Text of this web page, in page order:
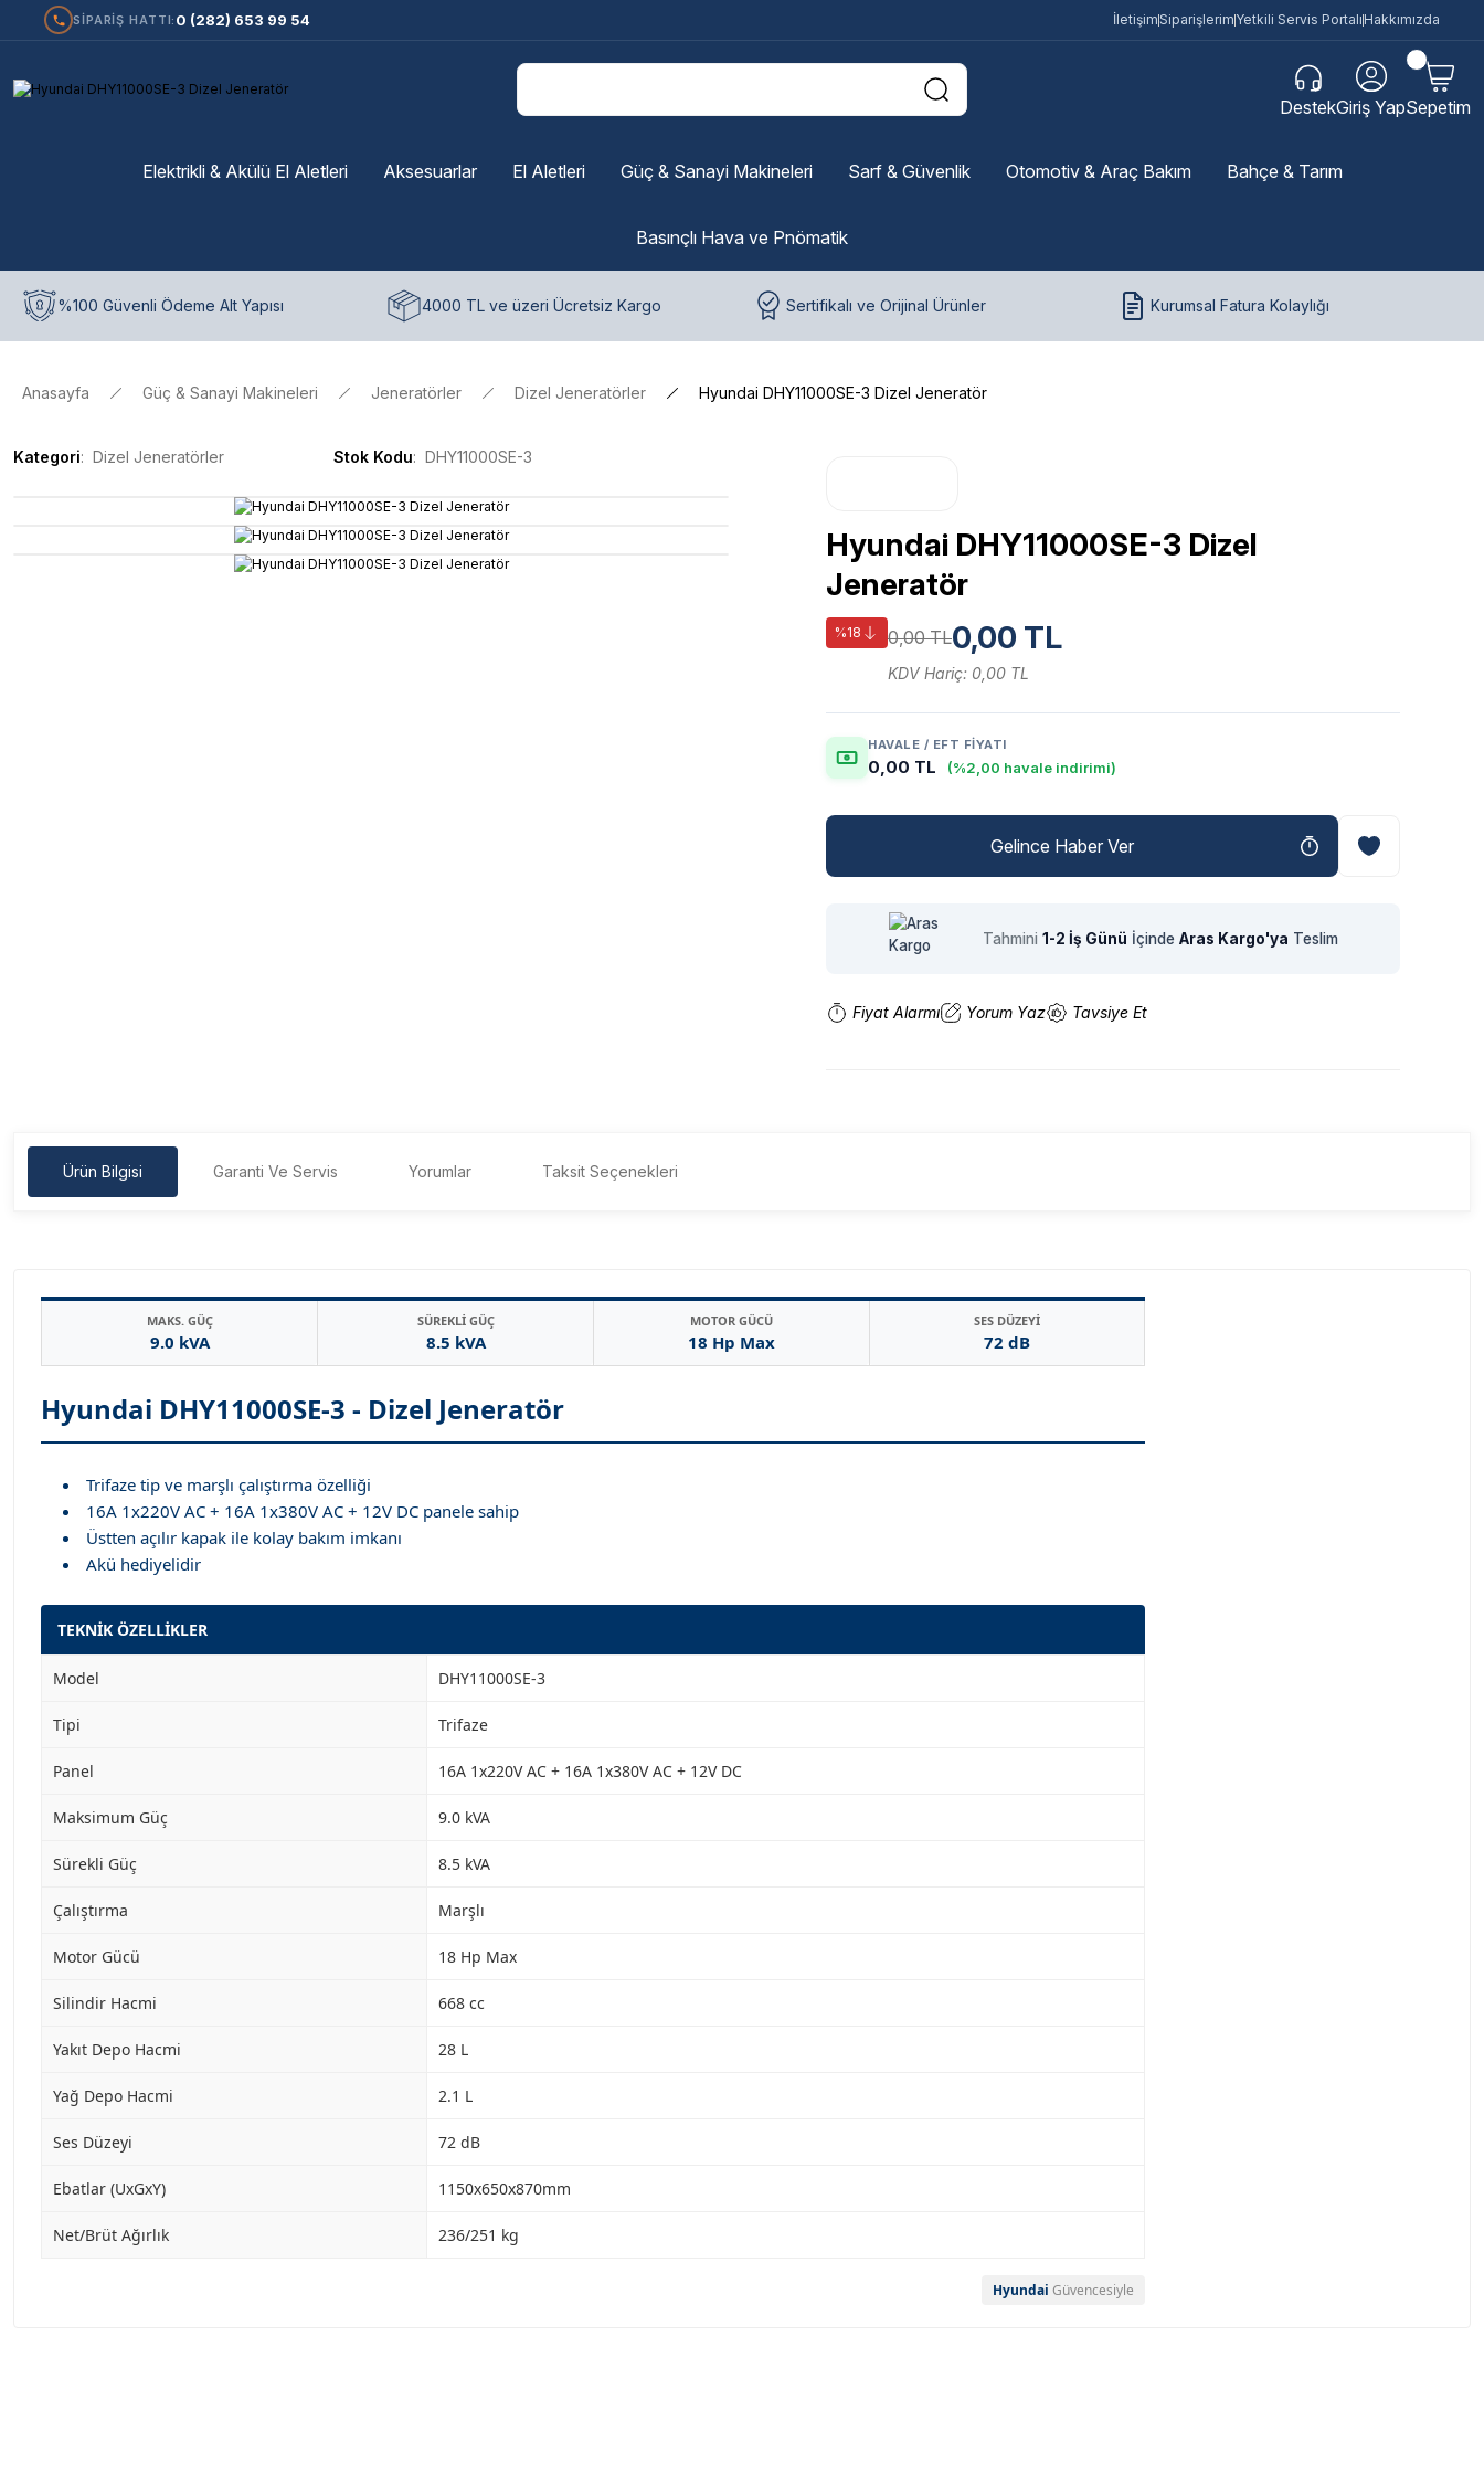
SİPARİŞ HATTI: 0 (282) 653 99 54 İletişimSiparişlerim Yetkili Servis Portalı Hakkımızda
DestekGiriş YapSepetim
Elektrikli & Akülü El Aletleri Aksesuarlar El Aletleri Güç & Sanayi Makineleri Sarf & Güvenlik Otomotiv & Araç Bakım Bahçe & Tarım
Basınçlı Hava ve Pnömatik
%100 Güvenli Ödeme Alt Yapısı 4000 TL ve üzeri Ücretsiz Kargo Sertifikalı ve Orijinal Ürünler Kurumsal Fatura Kolaylığı
Anasayfa Güç & Sanayi Makineleri Jeneratörler Dizel Jeneratörler Hyundai DHY11000SE-3 Dizel Jeneratör
Kategori Dizel Jeneratörler Stok Kodu DHY11000SE-3
Hyundai DHY11000SE-3 Dizel
Jeneratör
%18 0,00 TL0,00 TL
KDV Hariç: 0,00 TL
HAVALE / EFT FIYATI
0,00 TL (%2,00 havale indirimi)
Gelince Haber Ver
Tahmini 1-2 İş Günü İçinde Aras Kargo'ya Teslim
Fiyat Alarmı Yorum Yaz Tavsiye Et
Ürün Bilgisi Garanti Ve Servis Yorumlar Taksit Seçenekleri
MAKS. GÜÇ
9.0 kVA
SÜREKLİ GÜÇ
8.5 kVA
MOTOR GÜCÜ
18 Hp Max
SES DÜZEYİ
72 dB
Hyundai DHY11000SE-3 - Dizel Jeneratör
Trifaze tip ve marşlı çalıştırma özelliği
16A 1x220V AC + 16A 1x380V AC + 12V DC panele sahip
Üstten açılır kapak ile kolay bakım imkanı
Akü hediyelidir
TEKNİK ÖZELLİKLER
Model DHY11000SE-3
Tipi Trifaze
Panel 16A 1x220V AC + 16A 1x380V AC + 12V DC
Maksimum Güç 9.0 kVA
Sürekli Güç 8.5 kVA
Çalıştırma Marşlı
Motor Gücü 18 Hp Max
Silindir Hacmi 668 cc
Yakıt Depo Hacmi 28 L
Yağ Depo Hacmi 2.1 L
Ses Düzeyi 72 dB
Ebatlar (UxGxY) 1150x650x870mm
Net/Brüt Ağırlık 236/251 kg
Hyundai Güvencesiyle